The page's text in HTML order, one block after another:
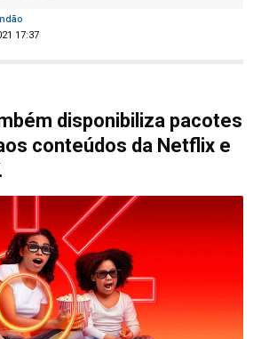
17:37
disponibiliza pacotes
conteúdos da Netflix e